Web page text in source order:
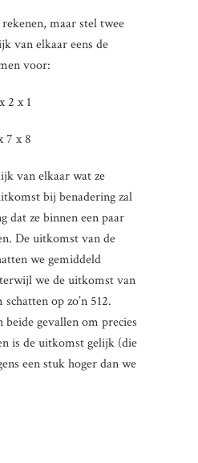
maar stel twee
van elkaar eens de
voor:
2 x 1
7 x 8
van elkaar wat ze
bij benadering zal
dat ze binnen een paar
De uitkomst van de
we gemiddeld
we de uitkomst van
op zo’n 512.
gevallen om precies
is de uitkomst gelijk (die
een stuk hoger dan we